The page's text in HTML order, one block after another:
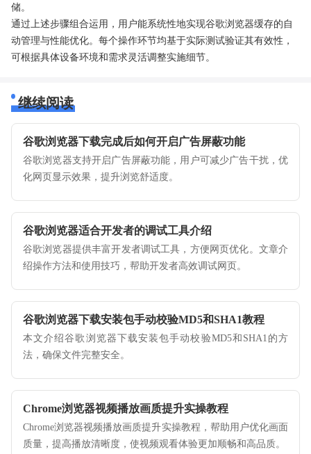
储。
通过上述步骤组合运用，用户能系统性地实现谷歌浏览器缓存的自
动管理与性能优化。每个操作环节均基于实际测试验证其有效性，
可根据具体设备环境和需求灵活调整实施细节。
继续阅读
谷歌浏览器下载完成后如何开启广告屏蔽功能
谷歌浏览器支持开启广告屏蔽功能，用户可减少广告干扰，优
化网页显示效果，提升浏览舒适度。
谷歌浏览器适合开发者的调试工具介绍
谷歌浏览器提供丰富开发者调试工具，方便网页优化。文章介
绍操作方法和使用技巧，帮助开发者高效调试网页。
谷歌浏览器下载安装包手动校验MD5和SHA1教程
本文介绍谷歌浏览器下载安装包手动校验MD5和SHA1的方
法，确保文件完整安全。
Chrome浏览器视频播放画质提升实操教程
Chrome浏览器视频播放画质提升实操教程，帮助用户优化画面
质量，提高播放清晰度，使视频观看体验更加顺畅和高品质。